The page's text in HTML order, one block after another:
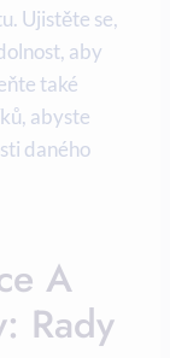
Ujistěte se,
aby
také
abyste
daného
A
Rady